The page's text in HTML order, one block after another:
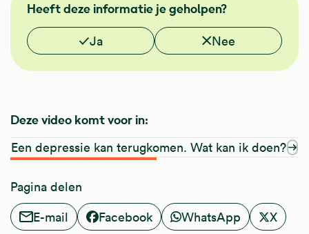
Heeft deze informatie je geholpen?
Vond je deze informatie nuttig?
Ja Nee
Deze video komt voor in:
Een depressie kan terugkomen. Wat kan ik doen?
Pagina delen
E-mail
Facebook WhatsApp X